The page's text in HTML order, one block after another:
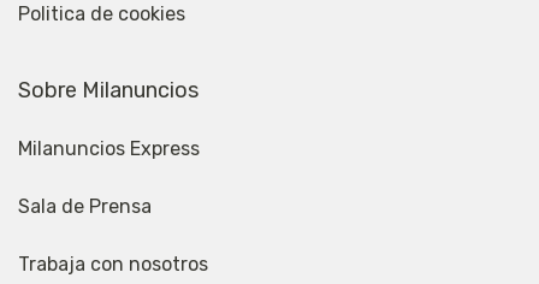
Politica de cookies
Sobre Milanuncios
Milanuncios Express
Sala de Prensa
Trabaja con nosotros